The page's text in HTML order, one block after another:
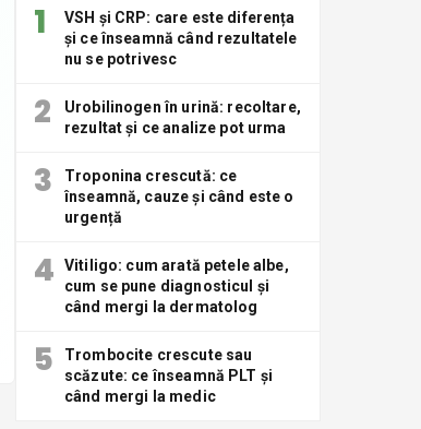
1
VSH și CRP: care este diferența
și ce înseamnă când rezultatele
nu se potrivesc
2
Urobilinogen în urină: recoltare,
rezultat și ce analize pot urma
3
Troponina crescută: ce
înseamnă, cauze și când este o
urgență
4
Vitiligo: cum arată petele albe,
cum se pune diagnosticul și
când mergi la dermatolog
5
Trombocite crescute sau
scăzute: ce înseamnă PLT și
când mergi la medic